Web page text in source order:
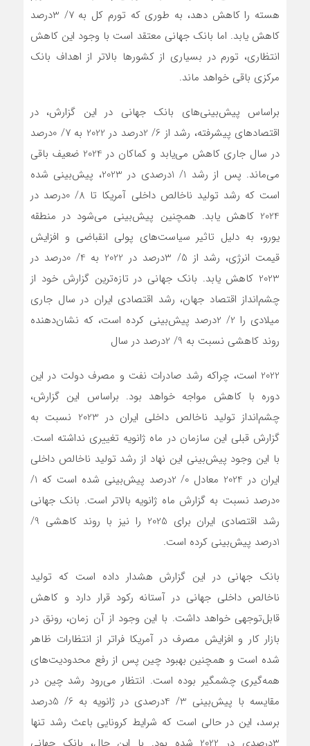
هسته را کاهش دهد، به طوری که تورم کل به 7/ 3درصد
کاهش یابد. اما بانک جهانی معتقد است با وجود این کاهش
انتظاری، تورم در بسیاری از کشورها بالاتر از اهداف بانک
مرکزی باقی خواهد ماند.
براساس پیش‌بینی‌های بانک جهانی در این گزارش، در
اقتصادهای پیشرفته، رشد از 6/ 2درصد در 2022 به 7/ 0درصد
در سال جاری کاهش می‌یابد و کماکان در 2024 ضعیف باقی
می‌ماند. پس از رشد 1/ 1درصدی در 2023، پیش‌بینی شده
است که رشد تولید ناخالص داخلی آمریکا تا 8/ 0درصد در
2024 کاهش یابد. همچنین پیش‌بینی می‌شود در منطقه
یورو، به دلیل تاثیر سیاست‌های پولی انقباضی و افزایش
قیمت انرژی، رشد از 5/ 3درصد در 2022 به 4/ 0درصد در
2023 کاهش یابد. بانک جهانی در تازه‌ترین گزارش خود از
چشم‌انداز اقتصاد جهان، رشد اقتصادی ایران در سال جاری
میلادی را 2/ 2درصد پیش‌بینی کرده است، که نشان‌دهنده
روند کاهشی نسبت به 9/ 2درصد در سال
2022 است، چراکه رشد صادرات نفت و مصرف دولت در این
دوره با کاهش مواجه خواهد بود. براساس این گزارش،
چشم‌انداز تولید ناخالص داخلی ایران در 2023 نسبت به
گزارش قبلی این سازمان در ماه ژانویه تغییری نداشته است.
با این وجود پیش‌بینی این نهاد از رشد تولید ناخالص داخلی
ایران در 2024 معادل 0/ 2درصد پیش‌بینی شده است که 1/
0درصد نسبت به گزارش ماه ژانویه بالاتر است. بانک جهانی
رشد اقتصادی ایران برای 2025 را نیز با روند کاهشی 9/
1درصد پیش‌بینی کرده است.
بانک جهانی در این گزارش هشدار داده است که تولید
ناخالص داخلی جهانی در آستانه رکود قرار دارد و کاهش
قابل‌توجهی خواهد داشت. با این وجود از آن زمان، رونق در
بازار کار و افزایش مصرف در آمریکا فراتر از انتظارات ظاهر
شده است و همچنین بهبود چین پس از رفع محدودیت‌های
همه‌گیری چشمگیر بوده است. انتظار می‌رود رشد چین در
مقایسه با پیش‌بینی 3/ 4درصدی در ژانویه به 6/ 5درصد
برسد، این در حالی‌ است که شرایط کرونایی باعث رشد تنها